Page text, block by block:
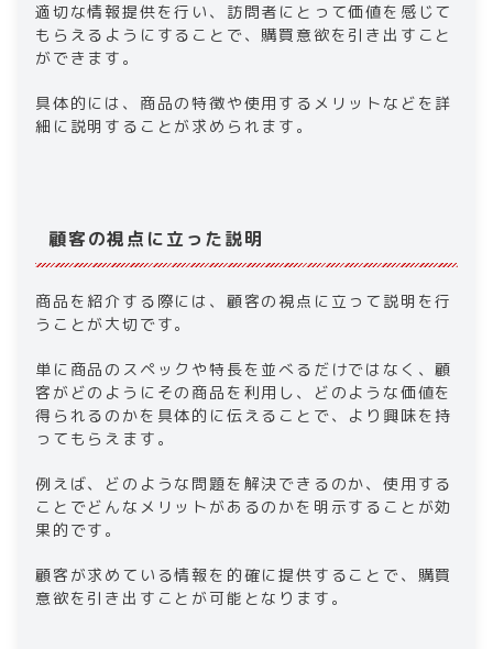
適切な情報提供を行い、訪問者にとって価値を感じて
もらえるようにすることで、購買意欲を引き出すこと
ができます。
具体的には、商品の特徴や使用するメリットなどを詳
細に説明することが求められます。
顧客の視点に立った説明
商品を紹介する際には、顧客の視点に立って説明を行
うことが大切です。
単に商品のスペックや特長を並べるだけではなく、顧
客がどのようにその商品を利用し、どのような価値を
得られるのかを具体的に伝えることで、より興味を持
ってもらえます。
例えば、どのような問題を解決できるのか、使用する
ことでどんなメリットがあるのかを明示することが効
果的です。
顧客が求めている情報を的確に提供することで、購買
意欲を引き出すことが可能となります。